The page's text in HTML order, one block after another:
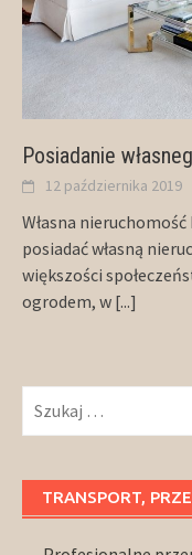
Posiadanie
12 października 2019
Własna
posiadać własną
większości
ogrodem, w [...]
TRANSPORT,